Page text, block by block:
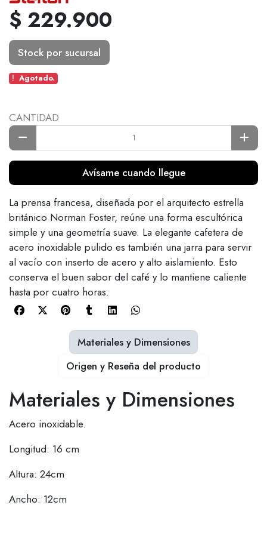
$ 229.900
Stock por sucursal
Agotado.
CANTIDAD
Avísame cuando llegue
La prensa francesa, diseñada por el arquitecto estrella
británico Norman Foster, reúne una forma escultórica
simple y una geometría suave. La elegante cafetera de
acero inoxidable pulido es también una jarra para servir
al vacío con inserto de acero y alto aislamiento. Esto
conserva el buen sabor del café y lo mantiene caliente
hasta por cuatro horas.
Materiales y Dimensiones
Acero inoxidable.
Longitud: 16 cm
Altura: 24cm
Ancho: 12cm
Materiales y Dimensiones
Origen y Reseña del producto